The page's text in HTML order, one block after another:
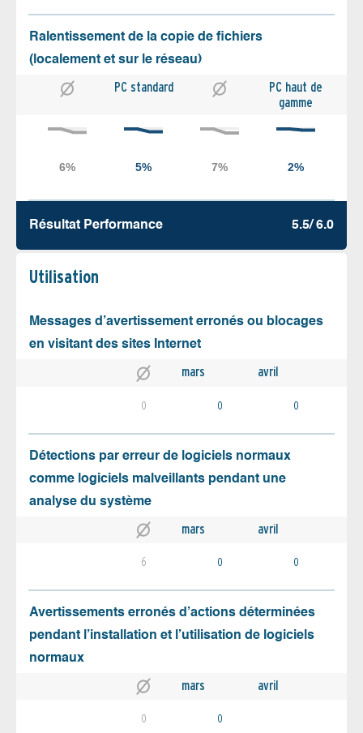
Ralentissement de la copie de fichiers
(localement et sur le réseau)
PC standard
PC haut de
gamme
Résultat Performance 5.5/ 6.0
Utilisation
Messages d’avertissement erronés ou blocages
en visitant des sites Internet
mars avril
0 0 0
Détections par erreur de logiciels normaux
comme logiciels malveillants pendant une
analyse du système
mars avril
6 0 0
Avertissements erronés d’actions déterminées
pendant l’installation et l’utilisation de logiciels
normaux
mars avril
0 0